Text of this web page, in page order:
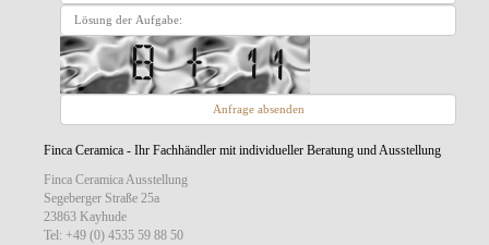
Finca Ceramica - Ihr Fachhändler mit individueller Beratung und Ausstellung
Finca Ceramica Ausstellung
Segeberger Straße 25a
23863 Kayhude
Tel: +49 (0) 4535 59 88 50